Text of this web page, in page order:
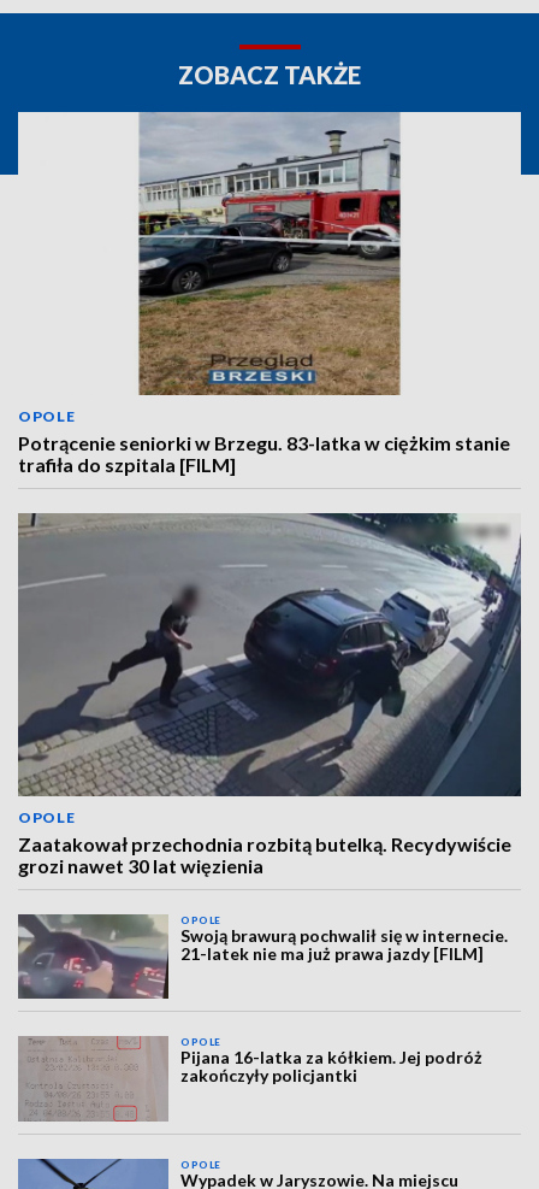
ZOBACZ TAKŻE
OPOLE
Potrącenie seniorki w Brzegu. 83-latka w ciężkim stanie
trafiła do szpitala [FILM]
OPOLE
Zaatakował przechodnia rozbitą butelką. Recydywiście
grozi nawet 30 lat więzienia
OPOLE
Swoją brawurą pochwalił się w internecie.
21-latek nie ma już prawa jazdy [FILM]
OPOLE
Pijana 16-latka za kółkiem. Jej podróż
zakończyły policjantki
OPOLE
Wypadek w Jaryszowie. Na miejscu